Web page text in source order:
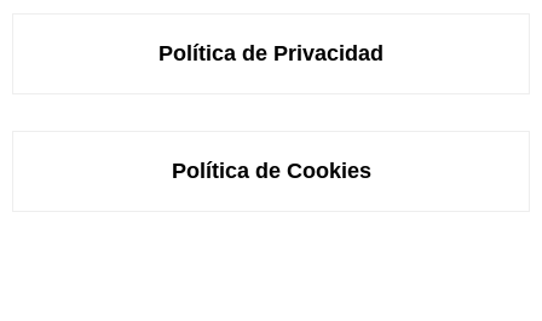
Política de Privacidad
Política de Cookies